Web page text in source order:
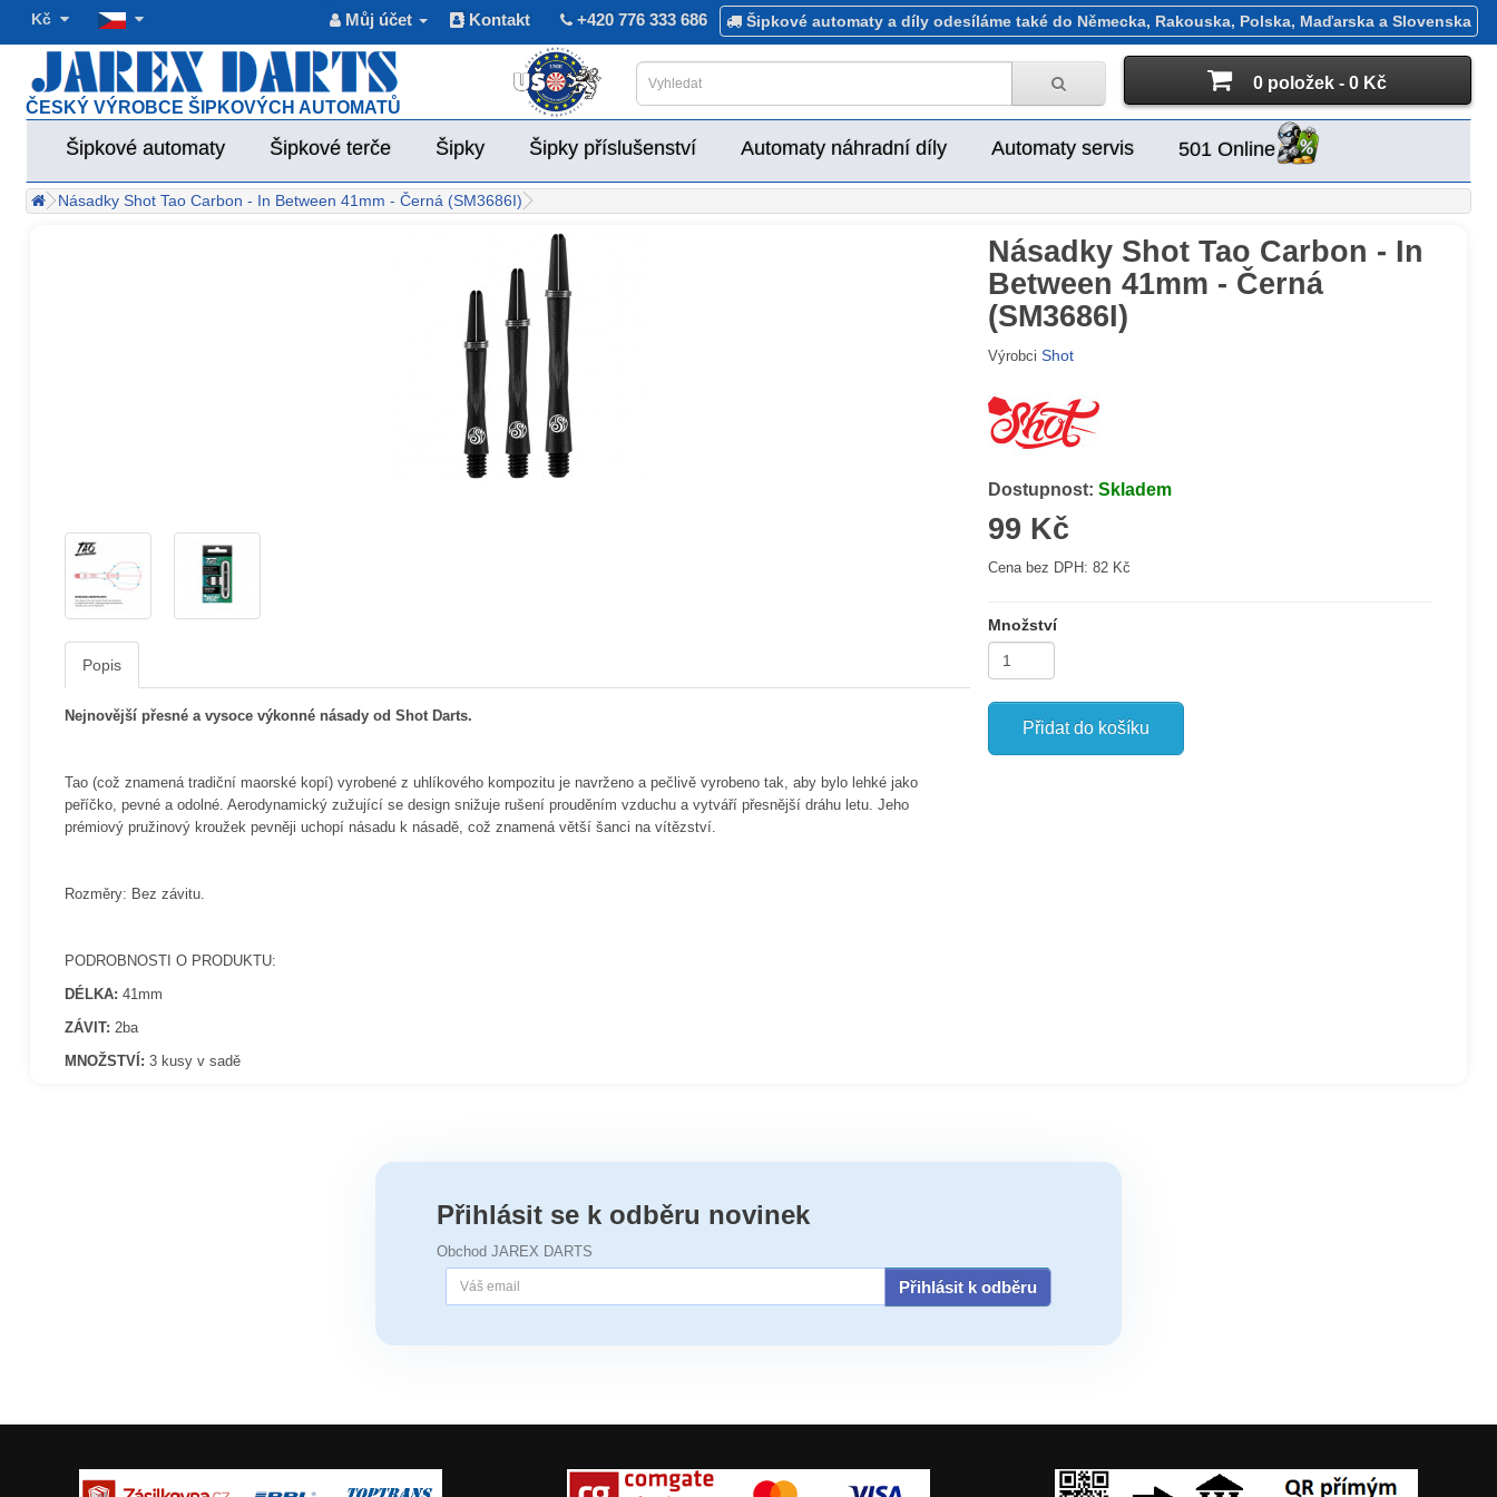
Kč Šipkové automaty a díly odesíláme také do Německa, Rakouska, Polska, Maďarska a Slovenska
Můj účet Kontakt +420 776 333 686
ČESKÝ VÝROBCE ŠIPKOVÝCH AUTOMATŮ
0 položek - 0 Kč
Šipkové automaty Šipkové terče Šipky Šipky příslušenství Automaty náhradní díly Automaty servis 501 Online
Násadky Shot Tao Carbon - In Between 41mm - Černá (SM3686I)
Popis
Nejnovější přesné a vysoce výkonné násady od Shot Darts.
Tao (což znamená tradiční maorské kopí) vyrobené z uhlíkového kompozitu je navrženo a pečlivě vyrobeno tak, aby bylo lehké jako
peříčko, pevné a odolné. Aerodynamický zužující se design snižuje rušení prouděním vzduchu a vytváří přesnější dráhu letu. Jeho
prémiový pružinový kroužek pevněji uchopí násadu k násadě, což znamená větší šanci na vítězství.
Rozměry: Bez závitu.
PODROBNOSTI O PRODUKTU:
DÉLKA:41mm
ZÁVIT:2ba
MNOŽSTVÍ:3 kusy v sadě
Násadky Shot Tao Carbon - In
Between 41mm - Černá
(SM3686I)
VýrobciShot
Dostupnost:Skladem
99 Kč
Cena bez DPH:82 Kč
Množství
Přidat do košíku
Přihlásit se k odběru novinek
Obchod JAREX DARTS
Přihlásit k odběru